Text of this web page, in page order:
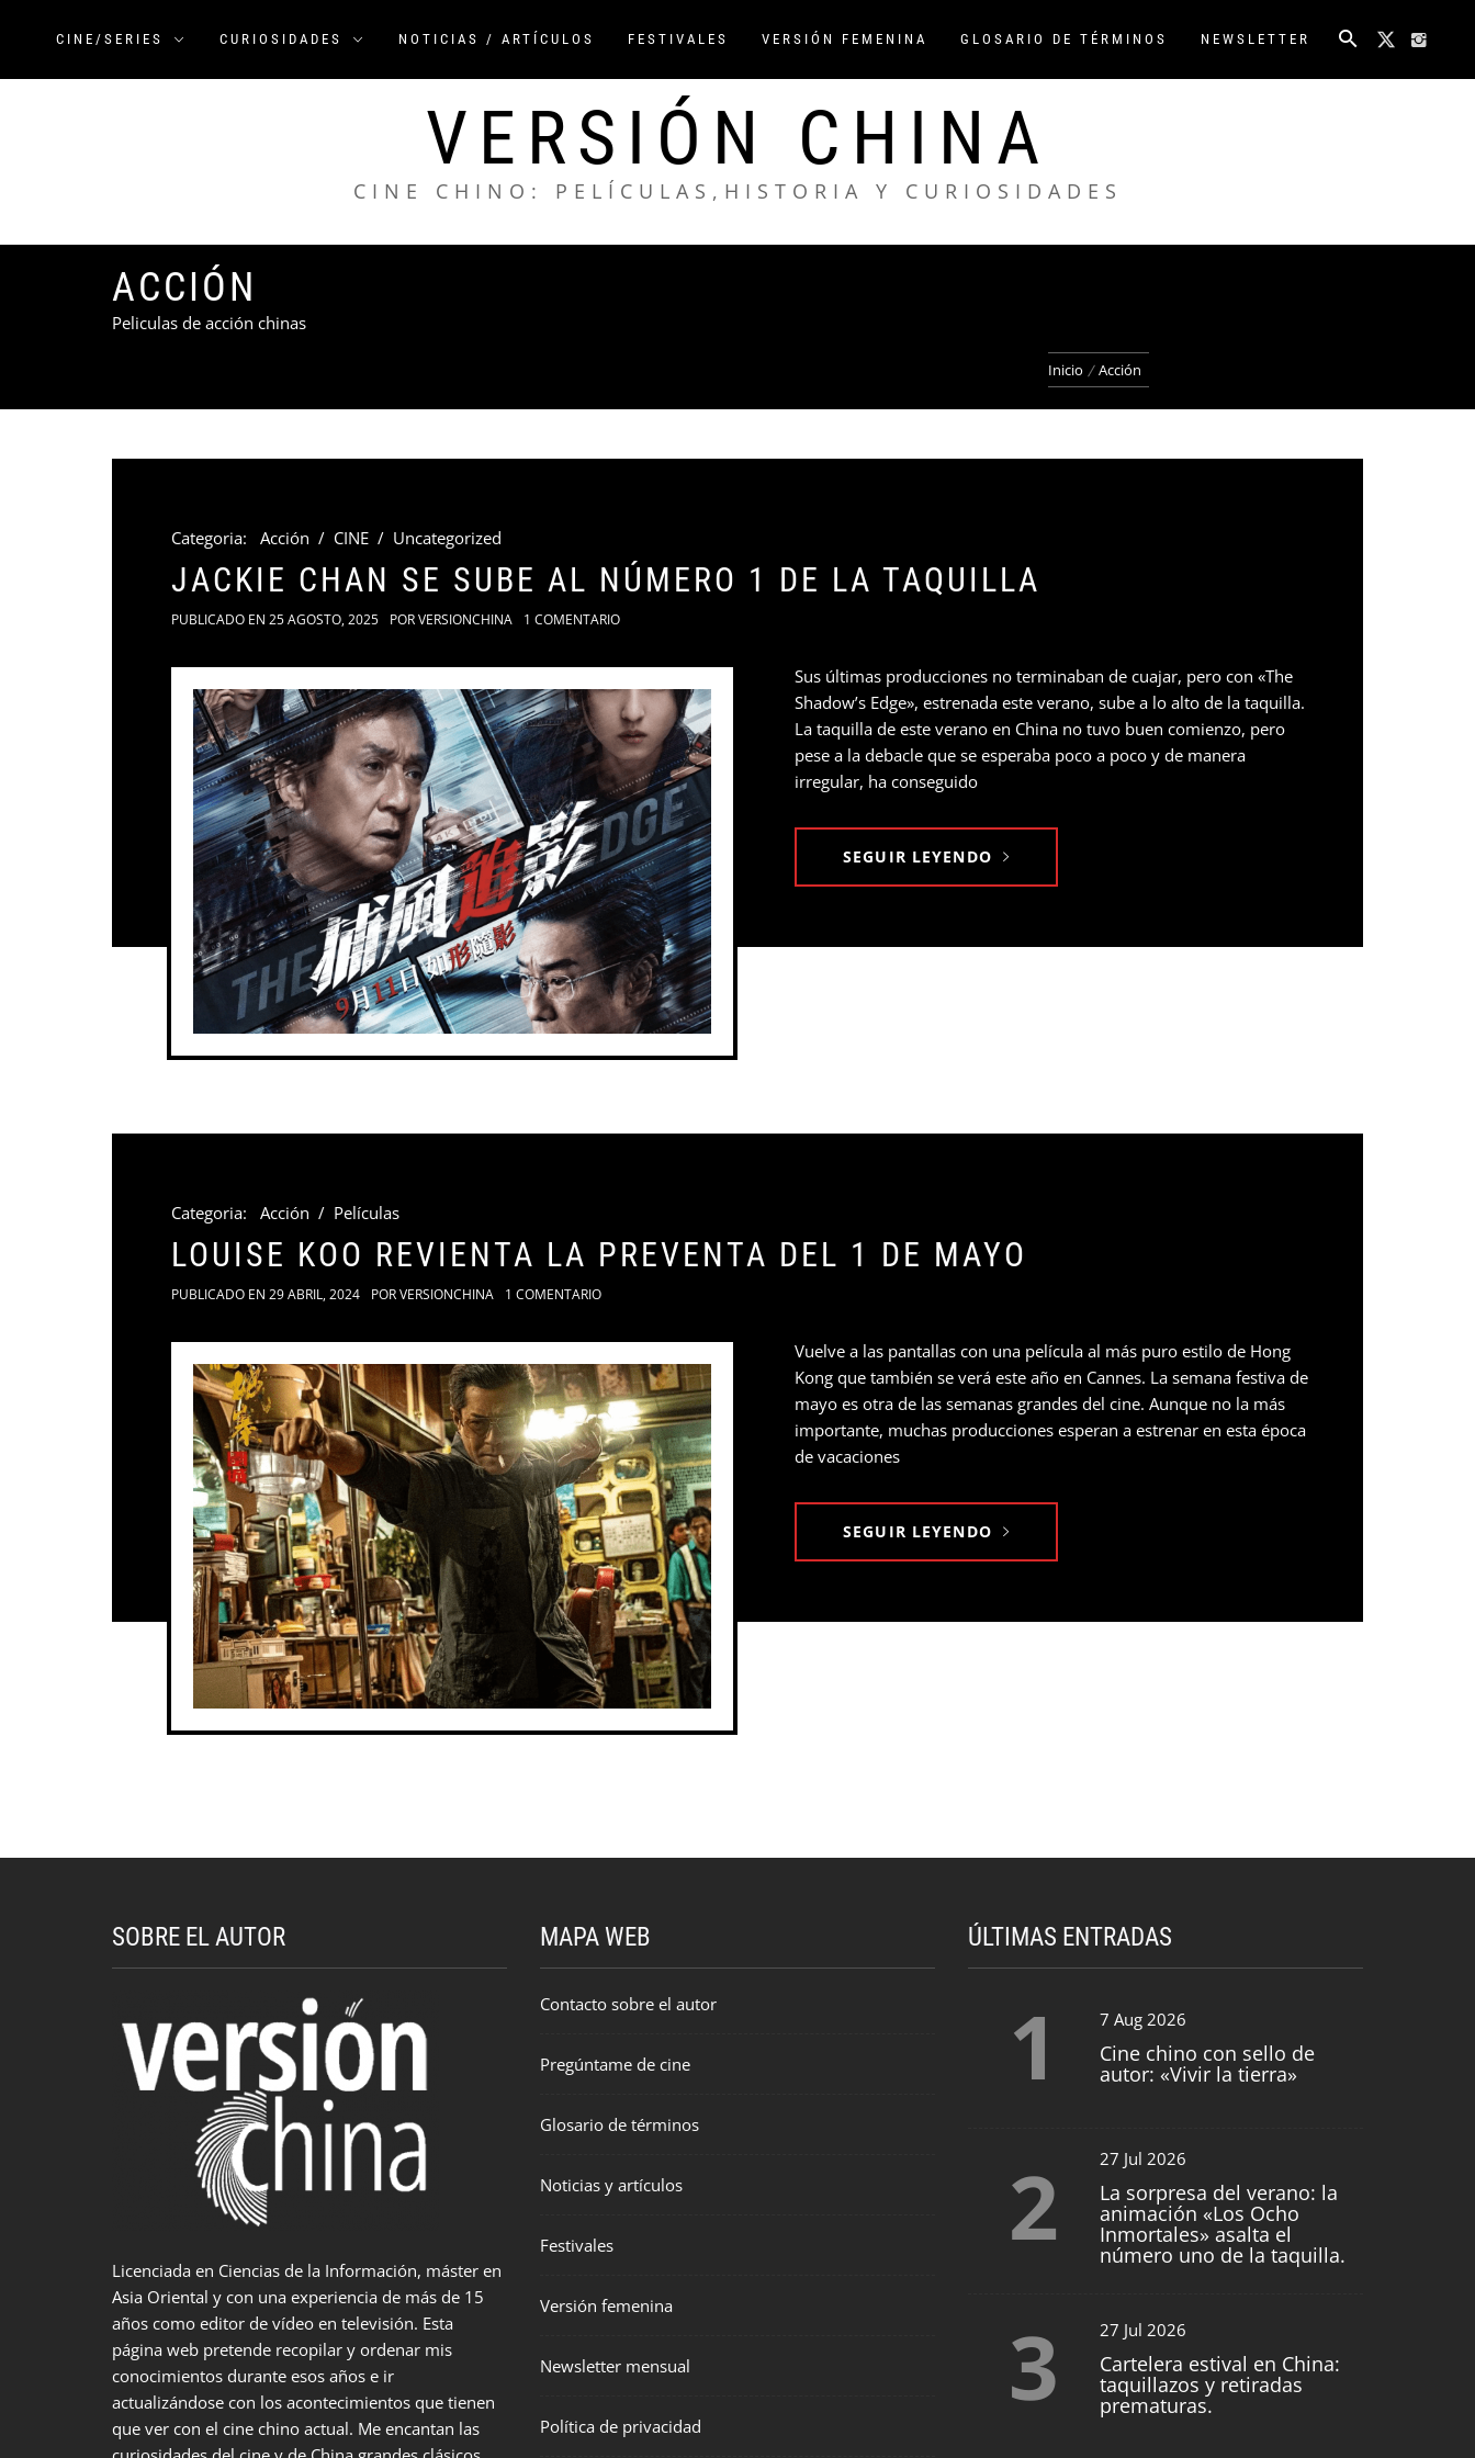
CINE/SERIES CURIOSIDADES NOTICIAS / ARTÍCULOS FESTIVALES VERSIÓN FEMENINA GLOSARIO DE TÉRMINOS NEWSLETTER
VERSIÓN CHINA
CINE CHINO: PELÍCULAS,HISTORIA Y CURIOSIDADES
ACCIÓN
Peliculas de acción chinas
Inicio Acción
Categoria: Acción / CINE / Uncategorized
JACKIE CHAN SE SUBE AL NÚMERO 1 DE LA TAQUILLA
PUBLICADO EN 25 AGOSTO, 2025 PORVERSIONCHINA 1 COMENTARIO
Sus últimas producciones no terminaban de cuajar, pero con «The
Shadow’s Edge», estrenada este verano, sube a lo alto de la taquilla.
La taquilla de este verano en China no tuvo buen comienzo, pero
pese a la debacle que se esperaba poco a poco y de manera
irregular, ha conseguido
SEGUIR LEYENDO
Categoria: Acción / Películas
LOUISE KOO REVIENTA LA PREVENTA DEL 1 DE MAYO
PUBLICADO EN 29 ABRIL, 2024 PORVERSIONCHINA 1 COMENTARIO
Vuelve a las pantallas con una película al más puro estilo de Hong
Kong que también se verá este año en Cannes. La semana festiva de
mayo es otra de las semanas grandes del cine. Aunque no la más
importante, muchas producciones esperan a estrenar en esta época
de vacaciones
SEGUIR LEYENDO
SOBRE EL AUTOR
Licenciada en Ciencias de la Información, máster en
Asia Oriental y con una experiencia de más de 15
años como editor de vídeo en televisión. Esta
página web pretende recopilar y ordenar mis
conocimientos durante esos años e ir
actualizándose con los acontecimientos que tienen
que ver con el cine chino actual. Me encantan las
MAPA WEB
Contacto sobre el autor
Pregúntame de cine
Glosario de términos
Noticias y artículos
Festivales
Versión femenina
Newsletter mensual
Política de privacidad
ÚLTIMAS ENTRADAS
1 7 Aug 2026
Cine chino con sello de
autor: «Vivir la tierra»
2 27 Jul 2026
La sorpresa del verano: la
animación «Los Ocho
Inmortales» asalta el
número uno de la taquilla.
3 27 Jul 2026
Cartelera estival en China:
taquillazos y retiradas
prematuras.